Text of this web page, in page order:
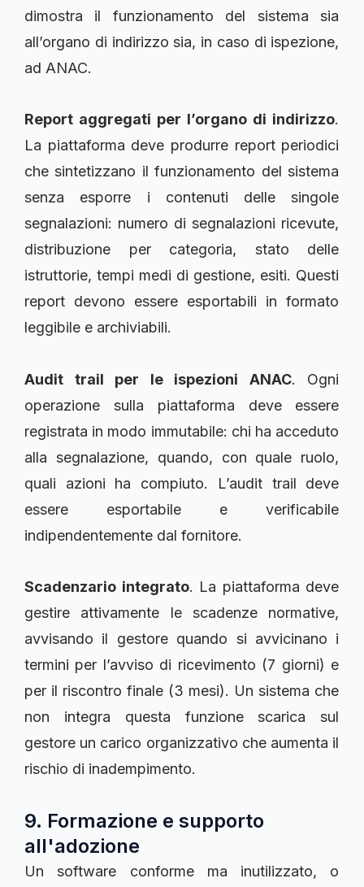
dimostra il funzionamento del sistema sia
all’organo di indirizzo sia, in caso di ispezione,
ad ANAC.
Report aggregati per l’organo di indirizzo.
La piattaforma deve produrre report periodici
che sintetizzano il funzionamento del sistema
senza esporre i contenuti delle singole
segnalazioni: numero di segnalazioni ricevute,
distribuzione per categoria, stato delle
istruttorie, tempi medi di gestione, esiti. Questi
report devono essere esportabili in formato
leggibile e archiviabili.
Audit trail per le ispezioni ANAC. Ogni
operazione sulla piattaforma deve essere
registrata in modo immutabile: chi ha acceduto
alla segnalazione, quando, con quale ruolo,
quali azioni ha compiuto. L’audit trail deve
essere esportabile e verificabile
indipendentemente dal fornitore.
Scadenzario integrato. La piattaforma deve
gestire attivamente le scadenze normative,
avvisando il gestore quando si avvicinano i
termini per l’avviso di ricevimento (7 giorni) e
per il riscontro finale (3 mesi). Un sistema che
non integra questa funzione scarica sul
gestore un carico organizzativo che aumenta il
rischio di inadempimento.
9. Formazione e supporto
all'adozione
Un software conforme ma inutilizzato, o